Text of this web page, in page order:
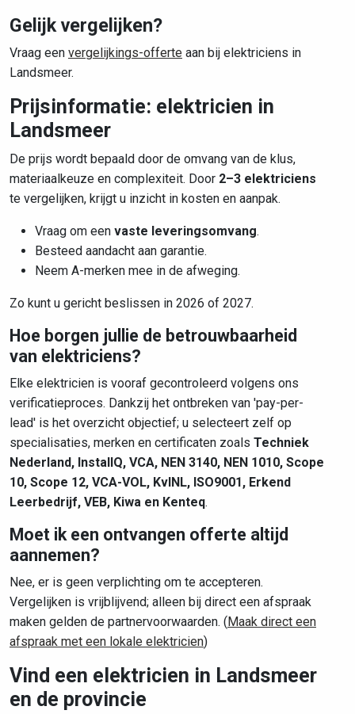
Gelijk vergelijken?
Vraag een vergelijkings-offerte aan bij elektriciens in
Landsmeer.
Prijsinformatie: elektricien in
Landsmeer
De prijs wordt bepaald door de omvang van de klus,
materiaalkeuze en complexiteit. Door 2–3 elektriciens
te vergelijken, krijgt u inzicht in kosten en aanpak.
Vraag om een vaste leveringsomvang.
Besteed aandacht aan garantie.
Neem A-merken mee in de afweging.
Zo kunt u gericht beslissen in 2026 of 2027.
Hoe borgen jullie de betrouwbaarheid
van elektriciens?
Elke elektricien is vooraf gecontroleerd volgens ons
verificatieproces. Dankzij het ontbreken van 'pay-per-
lead' is het overzicht objectief; u selecteert zelf op
specialisaties, merken en certificaten zoals Techniek
Nederland, InstallQ, VCA, NEN 3140, NEN 1010, Scope
10, Scope 12, VCA-VOL, KvINL, ISO9001, Erkend
Leerbedrijf, VEB, Kiwa en Kenteq.
Moet ik een ontvangen offerte altijd
aannemen?
Nee, er is geen verplichting om te accepteren.
Vergelijken is vrijblijvend; alleen bij direct een afspraak
maken gelden de partnervoorwaarden. (Maak direct een
afspraak met een lokale elektricien)
Vind een elektricien in Landsmeer
en de provincie